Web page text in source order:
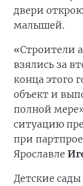
двери
малышей.
«Строители
взялись за
конца этого
объект и
полной
ситуацию
при
Ярославле
Детские